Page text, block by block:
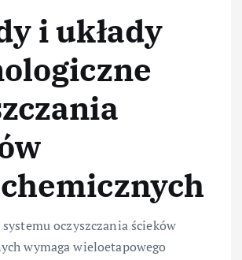
i układy
oczyszczania ścieków
wymaga wieloetapowego